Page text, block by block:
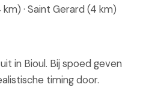
· Saint Gerard (4 km)
in Bioul. Bij spoed geven
timing door.